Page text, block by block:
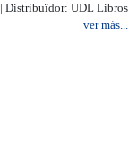
| Distribuïdor: UDL Libros
ver más...